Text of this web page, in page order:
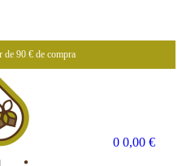
de 90 € de compra
0 0,00 €